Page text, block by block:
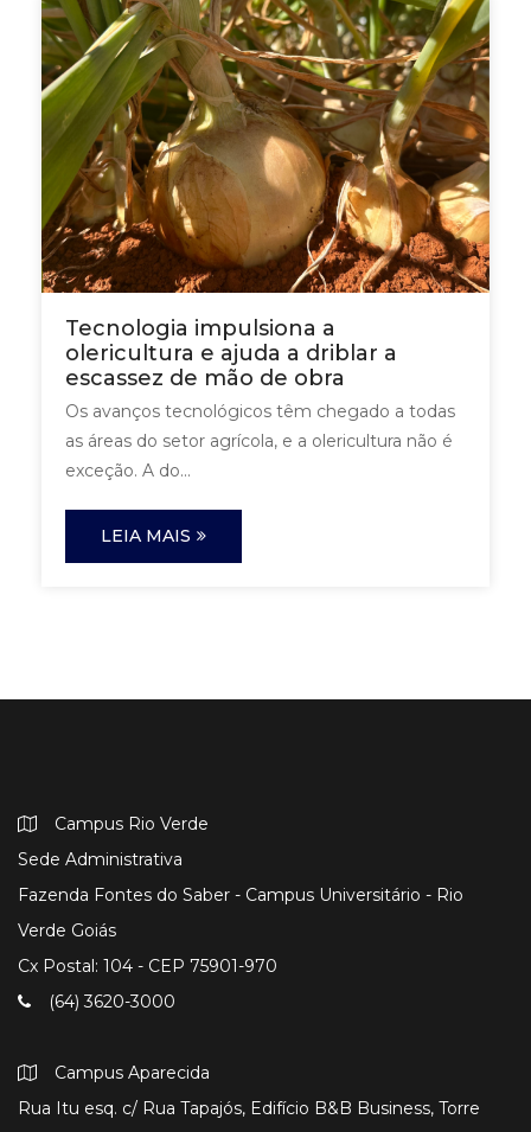
Tecnologia impulsiona a
olericultura e ajuda a driblar a
escassez de mão de obra
Os avanços tecnológicos têm chegado a todas
as áreas do setor agrícola, e a olericultura não é
exceção. A do...
LEIA MAIS
Campus Rio Verde
Sede Administrativa
Fazenda Fontes do Saber - Campus Universitário - Rio
Verde Goiás
Cx Postal: 104 - CEP 75901-970
(64) 3620-3000
Campus Aparecida
Rua Itu esq. c/ Rua Tapajós, Edifício B&B Business, Torre